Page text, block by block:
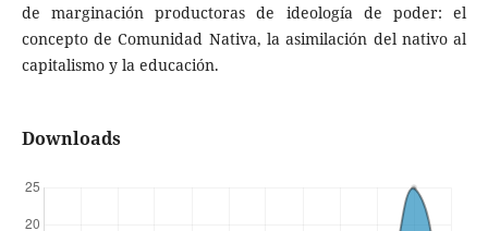
de marginación productoras de ideología de poder: el
concepto de Comunidad Nativa, la asimilación del nativo al
capitalismo y la educación.
Downloads